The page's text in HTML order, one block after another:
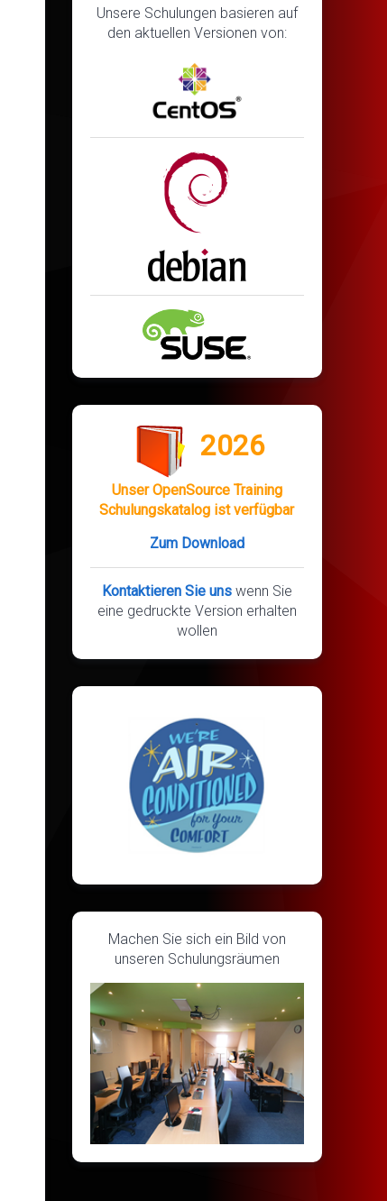
Unsere Schulungen basieren auf
den aktuellen Versionen von:
2026
Unser OpenSource Training
Schulungskatalog ist verfügbar
Zum Download
Kontaktieren Sie uns wenn Sie
eine gedruckte Version erhalten
wollen
Machen Sie sich ein Bild von
unseren Schulungsräumen